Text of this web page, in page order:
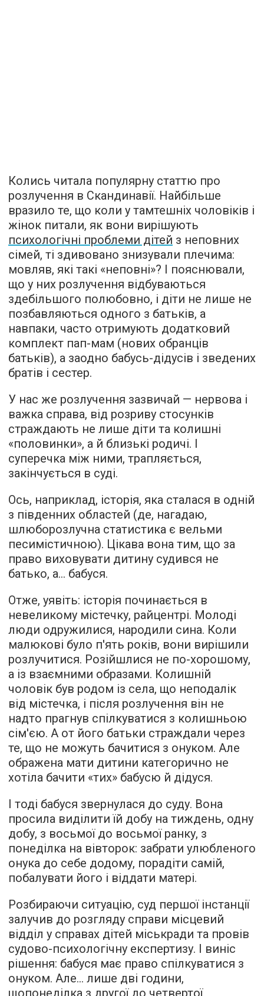
Колись читала популярну статтю про
розлучення в Скандинавії. Найбільше
вразило те, що коли у тамтешніх чоловіків і
жінок питали, як вони вирішують
психологічні проблеми дітей з неповних
сімей, ті здивовано знизували плечима:
мовляв, які такі «неповні»? І пояснювали,
що у них розлучення відбуваються
здебільшого полюбовно, і діти не лише не
позбавляються одного з батьків, а
навпаки, часто отримують додатковий
комплект пап-мам (нових обранців
батьків), а заодно бабусь-дідусів і зведених
братів і сестер.
У нас же розлучення зазвичай — нервова і
важка справа, від розриву стосунків
страждають не лише діти та колишні
«половинки», а й близькі родичі. І
суперечка між ними, трапляється,
закінчується в суді.
Ось, наприклад, історія, яка сталася в одній
з південних областей (де, нагадаю,
шлюборозлучна статистика є вельми
песимістичною). Цікава вона тим, що за
право виховувати дитину судився не
батько, а... бабуся.
Отже, уявіть: історія починається в
невеликому містечку, райцентрі. Молоді
люди одружилися, народили сина. Коли
малюкові було п'ять років, вони вирішили
розлучитися. Розійшлися не по-хорошому,
а із взаємними образами. Колишній
чоловік був родом із села, що неподалік
від містечка, і після розлучення він не
надто прагнув спілкуватися з колишньою
сім'єю. А от його батьки страждали через
те, що не можуть бачитися з онуком. Але
ображена мати дитини категорично не
хотіла бачити «тих» бабусю й дідуся.
І тоді бабуся звернулася до суду. Вона
просила виділити їй добу на тиждень, одну
добу, з восьмої до восьмої ранку, з
понеділка на вівторок: забрати улюбленого
онука до себе додому, порадіти самій,
побалувати його і віддати матері.
Розбираючи ситуацію, суд першої інстанції
залучив до розгляду справи місцевий
відділ у справах дітей міськради та провів
судово-психологічну експертизу. І виніс
рішення: бабуся має право спілкуватися з
онуком. Але... лише дві години,
щопонеділка з другої до четвертої